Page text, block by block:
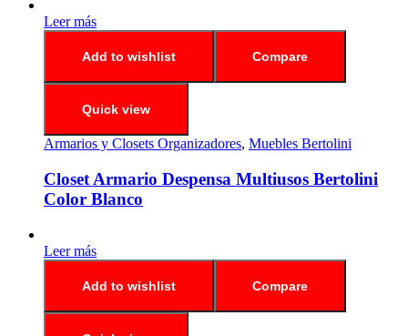
Leer más
Add to wishlist Compare
Quick view
Armarios y Closets Organizadores, Muebles Bertolini
Closet Armario Despensa Multiusos Bertolini
Color Blanco
Leer más
Add to wishlist Compare